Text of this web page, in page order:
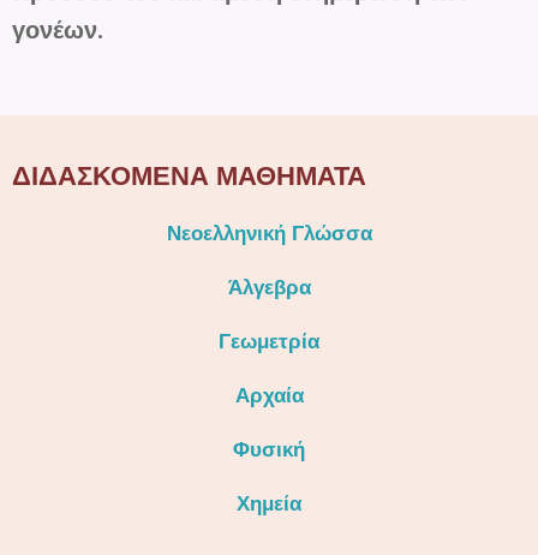
γονέων.
ΔΙΔΑΣΚΟΜΕΝΑ ΜΑΘΗΜΑΤΑ
Νεοελληνική Γλώσσα
Άλγεβρα
Γεωμετρία
Αρχαία
Φυσική
Χημεία